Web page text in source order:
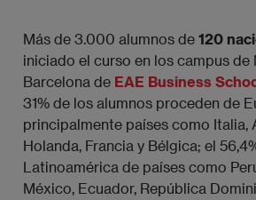
Más de 3.000 alumnos de 120
iniciado el curso en los campus de
Barcelona de EAE Business
31% de los alumnos proceden de
principalmente países como Italia,
Holanda, Francia y Bélgica; el
Latinoamérica de países como
México, Ecuador, República